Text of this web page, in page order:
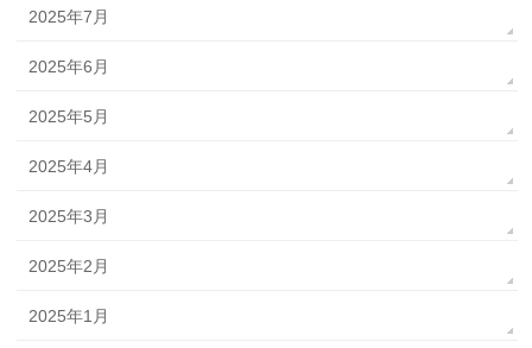
2025年7月
2025年6月
2025年5月
2025年4月
2025年3月
2025年2月
2025年1月